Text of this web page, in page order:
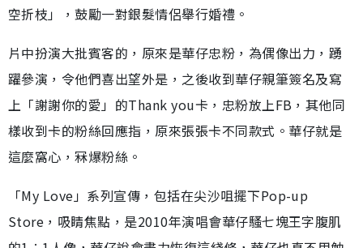
空折枝」，鼓勵一對銀髮情侶舉行婚禮。
片中扮演大批賓客的，原來是華仔忠粉，為偶像出力，踴
躍參演，令他們喜出望外是，之後收到華仔親筆簽名及寫
上「謝謝你的愛」的Thank you卡，忠粉放上FB，其他同
樣收到卡的粉絲回應指，原來張張卡不同款式。華仔就是
這麼窩心，冧爆粉絲。
「My Love」系列宣傳，包括在尖沙咀擺下Pop-up
Store，吸睛焦點，是2010年演唱會華仔騷七塊王字腹肌